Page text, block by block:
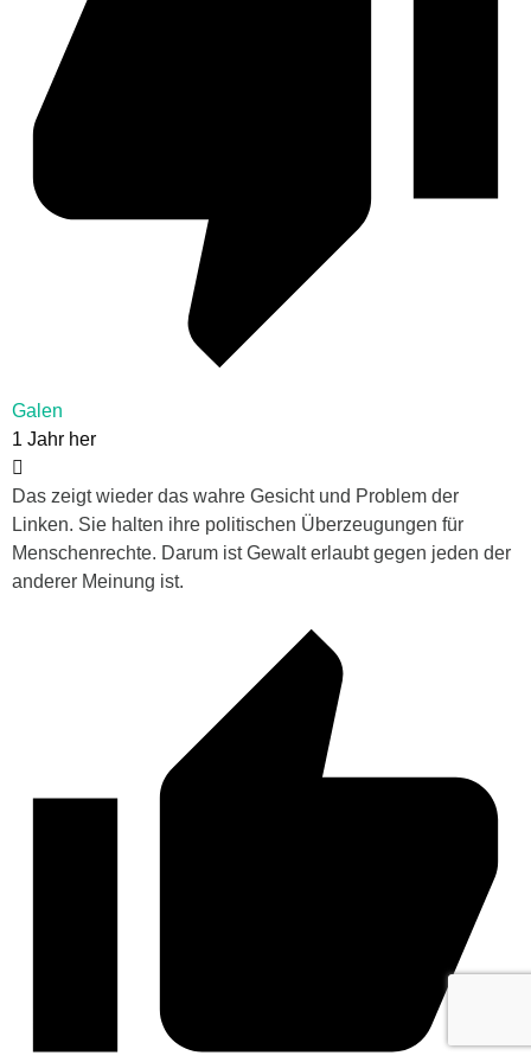
Galen
1 Jahr her
Das zeigt wieder das wahre Gesicht und Problem der
Linken. Sie halten ihre politischen Überzeugungen für
Menschenrechte. Darum ist Gewalt erlaubt gegen jeden der
anderer Meinung ist.